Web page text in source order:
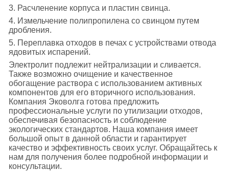
3. Расчленение корпуса и пластин свинца.
4. Измельчение полипропилена со свинцом путем
дробления.
5. Переплавка отходов в печах с устройствами отвода
ядовитых испарений.
Электролит подлежит нейтрализации и сливается.
Также возможно очищение и качественное
обогащение раствора с использованием активных
компонентов для его вторичного использования.
Компания Эковолга готова предложить
профессиональные услуги по утилизации отходов,
обеспечивая безопасность и соблюдение
экологических стандартов. Наша компания имеет
большой опыт в данной области и гарантирует
качество и эффективность своих услуг. Обращайтесь к
нам для получения более подробной информации и
консультации.